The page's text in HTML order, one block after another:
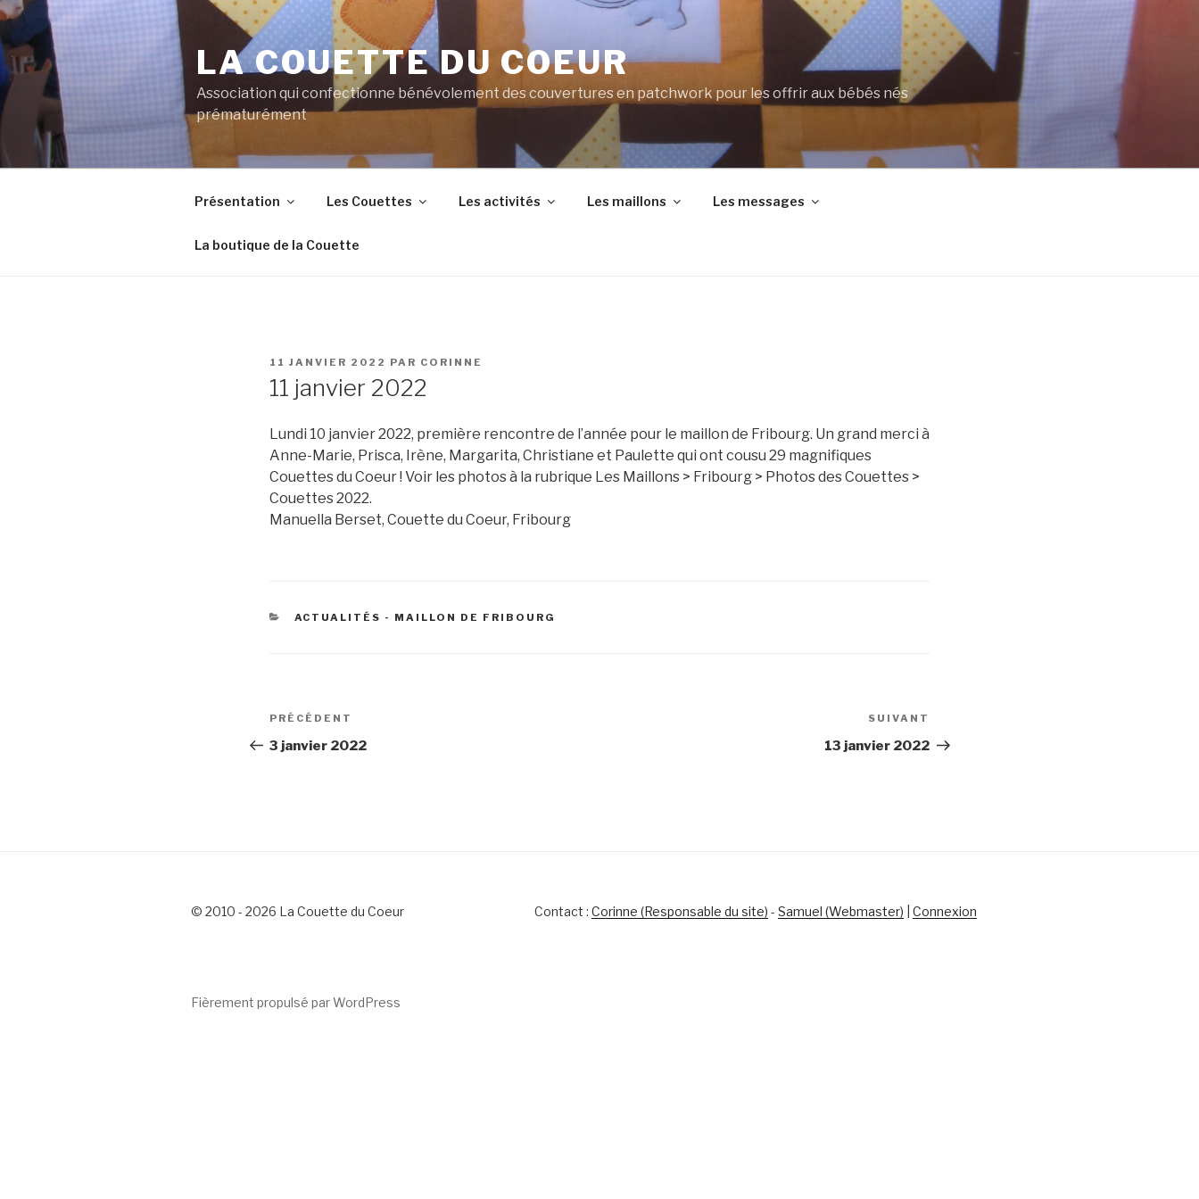
Aller
contenu
principal
LA COUETTE DU COEUR
Association qui confectionne bénévolement des couvertures en patchwork pour les offrir aux bébés nés
prématurément
Présentation Les Couettes Les activités Les maillons Les messages
La boutique de la Couette
PUBLIÉ
11 JANVIER 2022 PAR CORINNE
11 janvier 2022
Lundi 10 janvier 2022, première rencontre de l’année pour le maillon de Fribourg. Un grand merci à
Anne-Marie, Prisca, Irène, Margarita, Christiane et Paulette qui ont cousu 29 magnifiques
Couettes du Coeur ! Voir les photos à la rubrique Les Maillons > Fribourg > Photos des Couettes >
Couettes 2022.
Manuella Berset, Couette du Coeur, Fribourg
CATÉGORIES
ACTUALITÉS - MAILLON DE FRIBOURG
Navigation
de
Article
précédent
PRÉCÉDENT
3 janvier 2022
suivant
SUIVANT
13 janvier 2022
© 2010 - 2026 La Couette du Coeur Contact : Corinne (Responsable du site) - Samuel (Webmaster) Connexion
Fièrement propulsé par WordPress